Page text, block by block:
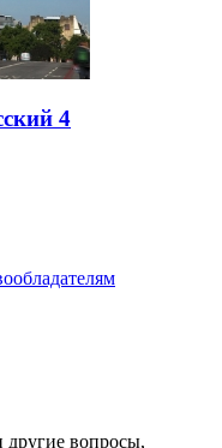
4
другие вопросы,